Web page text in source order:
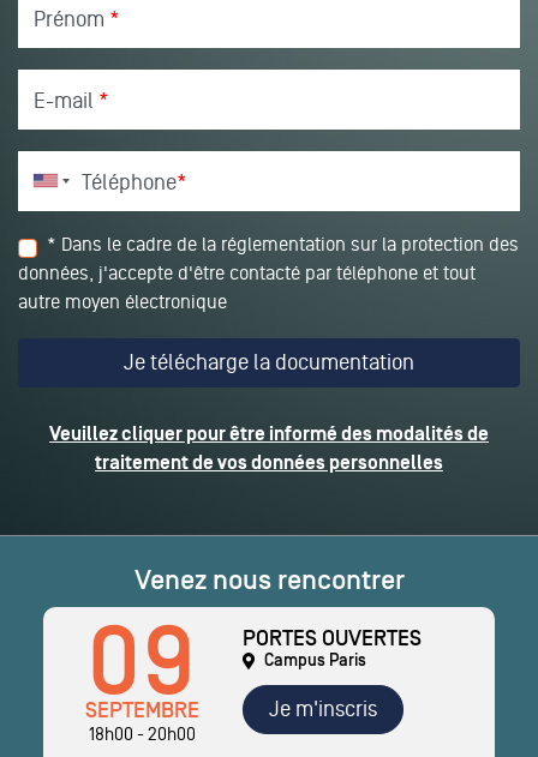
Prénom *
E-mail *
Téléphone*
* Dans le cadre de la réglementation sur la protection des
données, j'accepte d'être contacté par téléphone et tout
autre moyen électronique
Veuillez cliquer pour être informé des modalités de
traitement de vos données personnelles
Venez nous rencontrer
09
SEPTEMBRE
18h00 - 20h00
PORTES OUVERTES
Campus Paris
Je m'inscris